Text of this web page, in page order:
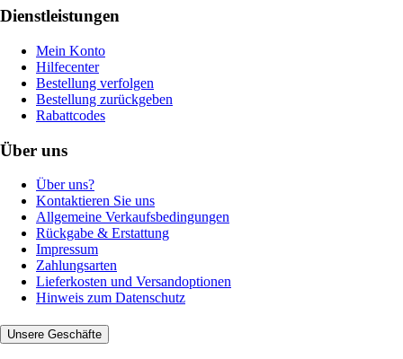
Dienstleistungen
Mein Konto
Hilfecenter
Bestellung verfolgen
Bestellung zurückgeben
Rabattcodes
Über uns
Über uns?
Kontaktieren Sie uns
Allgemeine Verkaufsbedingungen
Rückgabe & Erstattung
Impressum
Zahlungsarten
Lieferkosten und Versandoptionen
Hinweis zum Datenschutz
Unsere Geschäfte